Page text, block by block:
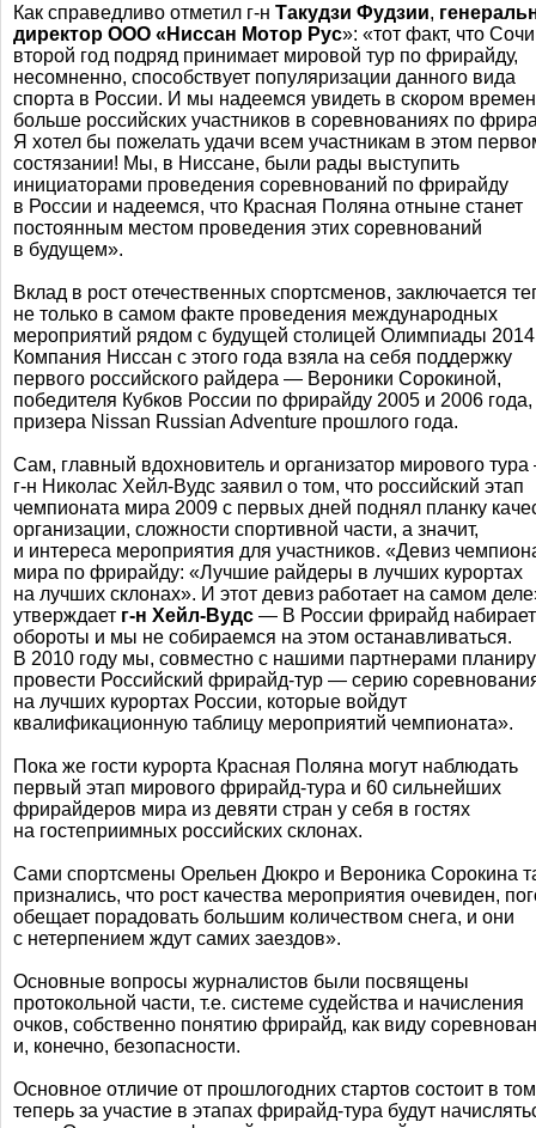
Как справедливо отметил г-н Такудзи Фудзии,
директор ООО «Ниссан Мотор Рус»: «тот факт, что
второй год подряд принимает мировой тур по фрирайду,
несомненно, способствует популяризации данного вида
спорта в России. И мы надеемся увидеть в скором
больше российских участников в соревнованиях по
Я хотел бы пожелать удачи всем участникам в этом
состязании! Мы, в Ниссане, были рады выступить
инициаторами проведения соревнований по фрирайду
в России и надеемся, что Красная Поляна отныне станет
постоянным местом проведения этих соревнований
в будущем».
Вклад в рост отечественных спортсменов, заключается
не только в самом факте проведения международных
мероприятий рядом с будущей столицей Олимпиады
Компания Ниссан с этого года взяла на себя поддержку
первого российского райдера — Вероники Сорокиной,
победителя Кубков России по фрирайду 2005 и 2006 года,
призера Nissan Russian Adventure прошлого года.
Сам, главный вдохновитель и организатор мирового
г-н Николас Хейл-Вудс заявил о том, что российский этап
чемпионата мира 2009 с первых дней поднял планку
организации, сложности спортивной части, а значит,
и интереса мероприятия для участников. «Девиз
мира по фрирайду: «Лучшие райдеры в лучших курортах
на лучших склонах». И этот девиз работает на самом
утверждает г-н Хейл-Вудс — В России фрирайд набирает
обороты и мы не собираемся на этом останавливаться.
В 2010 году мы, совместно с нашими партнерами
провести Российский фрирайд-тур — серию
на лучших курортах России, которые войдут
квалификационную таблицу мероприятий чемпионата».
Пока же гости курорта Красная Поляна могут наблюдать
первый этап мирового фрирайд-тура и 60 сильнейших
фрирайдеров мира из девяти стран у себя в гостях
на гостеприимных российских склонах.
Сами спортсмены Орельен Дюкро и Вероника Сорокина
признались, что рост качества мероприятия очевиден,
обещает порадовать большим количеством снега, и они
с нетерпением ждут самих заездов».
Основные вопросы журналистов были посвящены
протокольной части, т.е. системе судейства и начисления
очков, собственно понятию фрирайд, как виду
и, конечно, безопасности.
Основное отличие от прошлогодних стартов состоит в
теперь за участие в этапах фрирайд-тура будут